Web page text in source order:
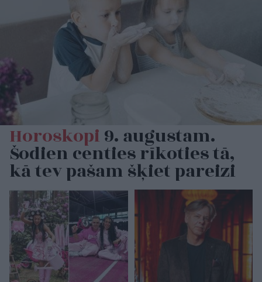
Horoskopi9. augustam.
Šodien centies rīkoties tā,
kā tev pašam šķiet pareizi